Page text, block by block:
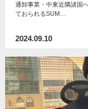
通卸事業・中東近隣諸国
ておられるSUM…
2024.09.10